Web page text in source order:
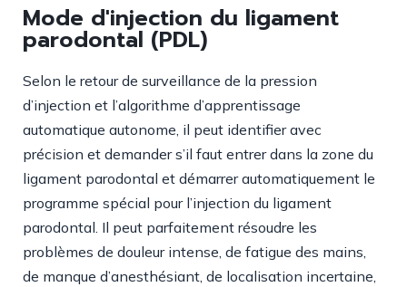
Mode d'injection du ligament
parodontal (PDL)
Selon le retour de surveillance de la pression
d’injection et l’algorithme d’apprentissage
automatique autonome, il peut identifier avec
précision et demander s’il faut entrer dans la zone du
ligament parodontal et démarrer automatiquement le
programme spécial pour l’injection du ligament
parodontal. Il peut parfaitement résoudre les
problèmes de douleur intense, de fatigue des mains,
de manque d’anesthésiant, de localisation incertaine,